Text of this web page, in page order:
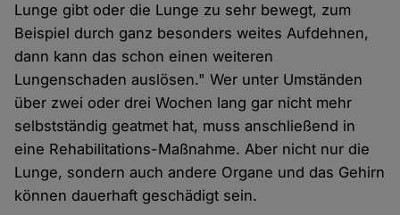
Lunge gibt oder die Lunge zu sehr bewegt, zum
Beispiel durch ganz besonders weites Aufdehnen,
dann kann das schon einen weiteren
Lungenschaden auslösen." Wer unter Umständen
über zwei oder drei Wochen lang gar nicht mehr
selbstständig geatmet hat, muss anschließend in
eine Rehabilitations-Maßnahme. Aber nicht nur die
Lunge, sondern auch andere Organe und das Gehirn
können dauerhaft geschädigt sein.